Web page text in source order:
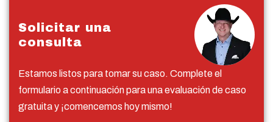
Solicitar una
consulta
Estamos listos para tomar su caso. Complete el
formulario a continuación para una evaluación de caso
gratuita y ¡comencemos hoy mismo!